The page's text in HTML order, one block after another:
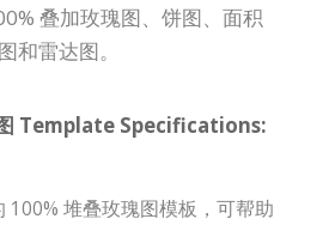
叠加玫瑰图、饼图、面积
和雷达图。
Template Specifications:
100% 堆叠玫瑰图模板，可帮助